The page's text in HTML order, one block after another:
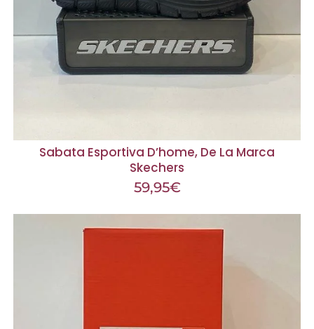
Sabata Esportiva D’home, De La Marca
Skechers
59,95€